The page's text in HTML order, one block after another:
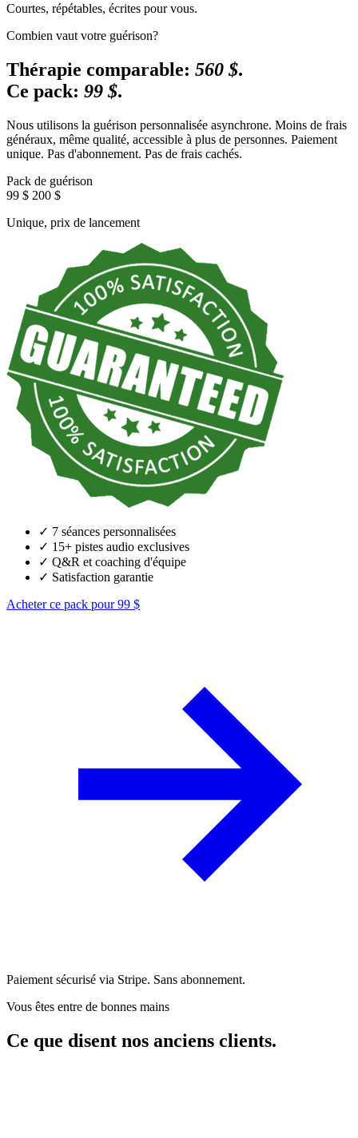
Courtes, répétables, écrites pour vous.
Combien vaut votre guérison?
Thérapie comparable: 560 $.
Ce pack: 99 $.
Nous utilisons la guérison personnalisée asynchrone. Moins de frais
généraux, même qualité, accessible à plus de personnes. Paiement
unique. Pas d'abonnement. Pas de frais cachés.
Pack de guérison
99 $ 200 $
Unique, prix de lancement
✓ 7 séances personnalisées
✓ 15+ pistes audio exclusives
✓ Q&R et coaching d'équipe
✓ Satisfaction garantie
Acheter ce pack pour 99 $
Paiement sécurisé via Stripe. Sans abonnement.
Vous êtes entre de bonnes mains
Ce que disent nos anciens clients.